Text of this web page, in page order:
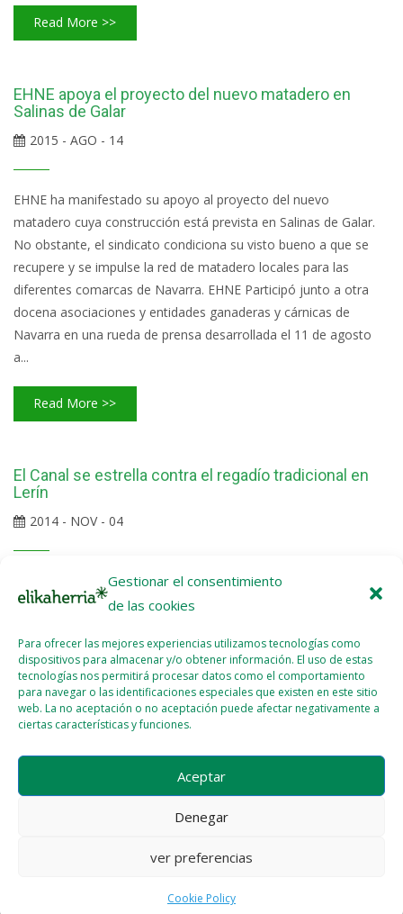
Gestionar el consentimiento
de las cookies
Para ofrecer las mejores experiencias utilizamos tecnologías como
dispositivos para almacenar y/o obtener información. El uso de estas
tecnologías nos permitirá procesar datos como el comportamiento
para navegar o las identificaciones especiales que existen en este sitio
web. La no aceptación o no aceptación puede afectar negativamente a
ciertas características y funciones.
Aceptar
Denegar
ver preferencias
Cookie Policy
Read More >>
EHNE apoya el proyecto del nuevo matadero en
Salinas de Galar
2015 - AGO - 14
EHNE ha manifestado su apoyo al proyecto del nuevo
matadero cuya construcción está prevista en Salinas de Galar.
No obstante, el sindicato condiciona su visto bueno a que se
recupere y se impulse la red de matadero locales para las
diferentes comarcas de Navarra. EHNE Participó junto a otra
docena asociaciones y entidades ganaderas y cárnicas de
Navarra en una rueda de prensa desarrollada el 11 de agosto
a...
Read More >>
El Canal se estrella contra el regadío tradicional en
Lerín
2014 - NOV - 04
Noticia de GARA/NAIZ (Aritz Intxusta) La Comunidad de
Regantes de Lerín ha dado un plante al Canal de Navarra y, en
la nueva infraestructura faraónica. Ellos prefieren su sistema de
regadío tradicional, de origen medieval. El triunfo del «No» fue
arrollador ya que obtuvo más de la mitad de los votos cuando
le bastaba con el 25%. La victoria...
Read More >>
Licencia del contenido Cookie Policy (EU)